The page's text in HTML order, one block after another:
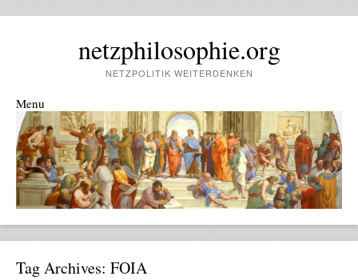
netzphilosophie.org
NETZPOLITIK WEITERDENKEN
Menu
Skip to content
Tag Archives: FOIA